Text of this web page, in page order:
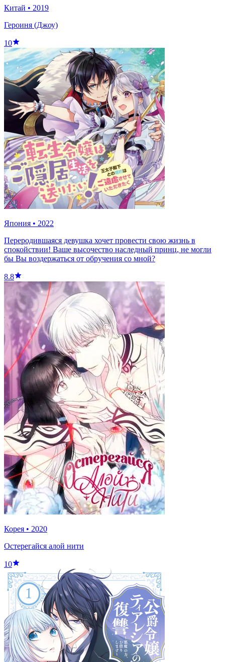
Китай • 2019
Героиня (Джоу)
10
Япония • 2022
Переродившаяся девушка хочет провести свою жизнь в
спокойствии! Ваше высочество наследный принц, не могли
бы Вы воздержаться от обручения со мной?
8.8
Корея • 2020
Остерегайся алой нити
10